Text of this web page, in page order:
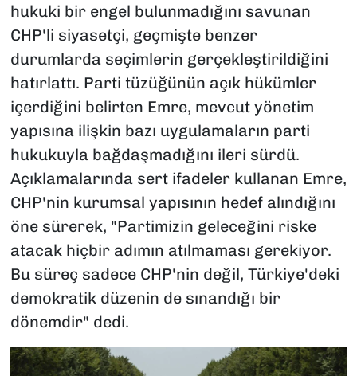
hukuki bir engel bulunmadığını savunan
CHP'li siyasetçi, geçmişte benzer
durumlarda seçimlerin gerçekleştirildiğini
hatırlattı. Parti tüzüğünün açık hükümler
içerdiğini belirten Emre, mevcut yönetim
yapısına ilişkin bazı uygulamaların parti
hukukuyla bağdaşmadığını ileri sürdü.
Açıklamalarında sert ifadeler kullanan Emre,
CHP'nin kurumsal yapısının hedef alındığını
öne sürerek, "Partimizin geleceğini riske
atacak hiçbir adımın atılmaması gerekiyor.
Bu süreç sadece CHP'nin değil, Türkiye'deki
demokratik düzenin de sınandığı bir
dönemdir" dedi.